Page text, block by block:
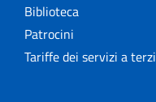
Biblioteca
Patrocini
Tariffe dei servizi a terzi